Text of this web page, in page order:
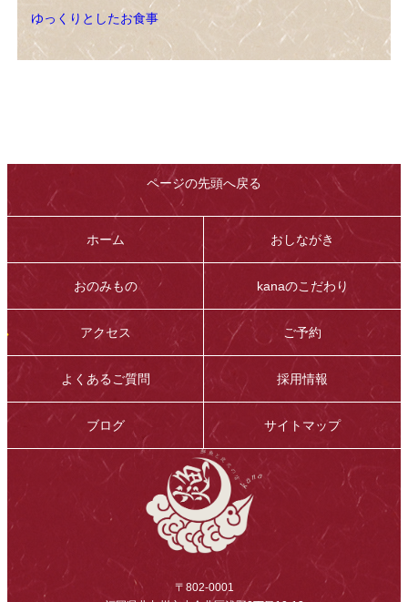
ゆっくりとしたお食事
ページの先頭へ戻る
ホーム おしながき
おのみもの kanaのこだわり
アクセス ご予約
よくあるご質問 採用情報
ブログ サイトマップ
〒802-0001